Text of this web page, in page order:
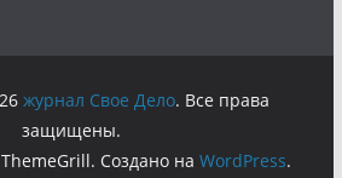
журнал Свое Дело. Все права
защищены.
Создано наWordPress.